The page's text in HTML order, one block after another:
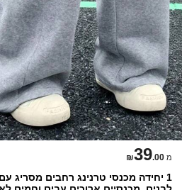
מ ₪39.00
1 יחידה מכנסי טרנינג רחבים מסריג